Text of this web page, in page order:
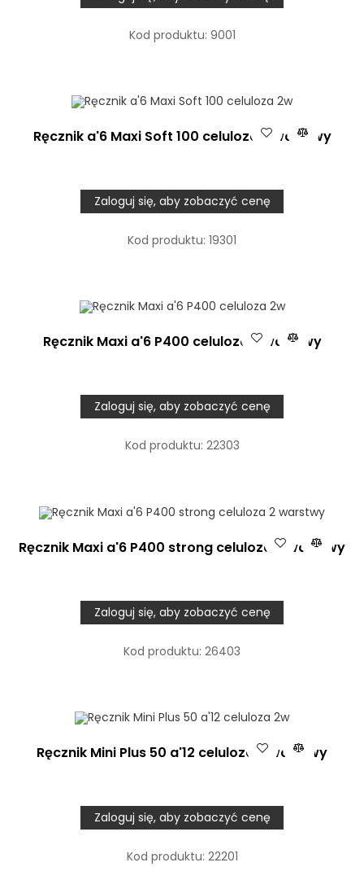
Kod produktu: 9001
Ręcznik a'6 Maxi Soft 100 celuloza 2 warstwy
Zaloguj się, aby zobaczyć cenę
Kod produktu: 19301
Ręcznik Maxi a'6 P400 celuloza 2 warstwy
Zaloguj się, aby zobaczyć cenę
Kod produktu: 22303
Ręcznik Maxi a'6 P400 strong celuloza 2 warstwy
Zaloguj się, aby zobaczyć cenę
Kod produktu: 26403
Ręcznik Mini Plus 50 a'12 celuloza 2 warstwy
Zaloguj się, aby zobaczyć cenę
Kod produktu: 22201